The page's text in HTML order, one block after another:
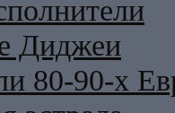
Диджеи
80-90-х